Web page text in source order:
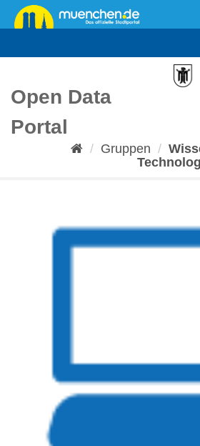
Überspringen
zum
Open Data
Portal
Gruppen